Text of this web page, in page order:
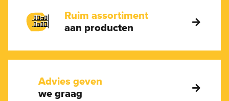
Ruim assortiment
aan producten
Advies geven
we graag